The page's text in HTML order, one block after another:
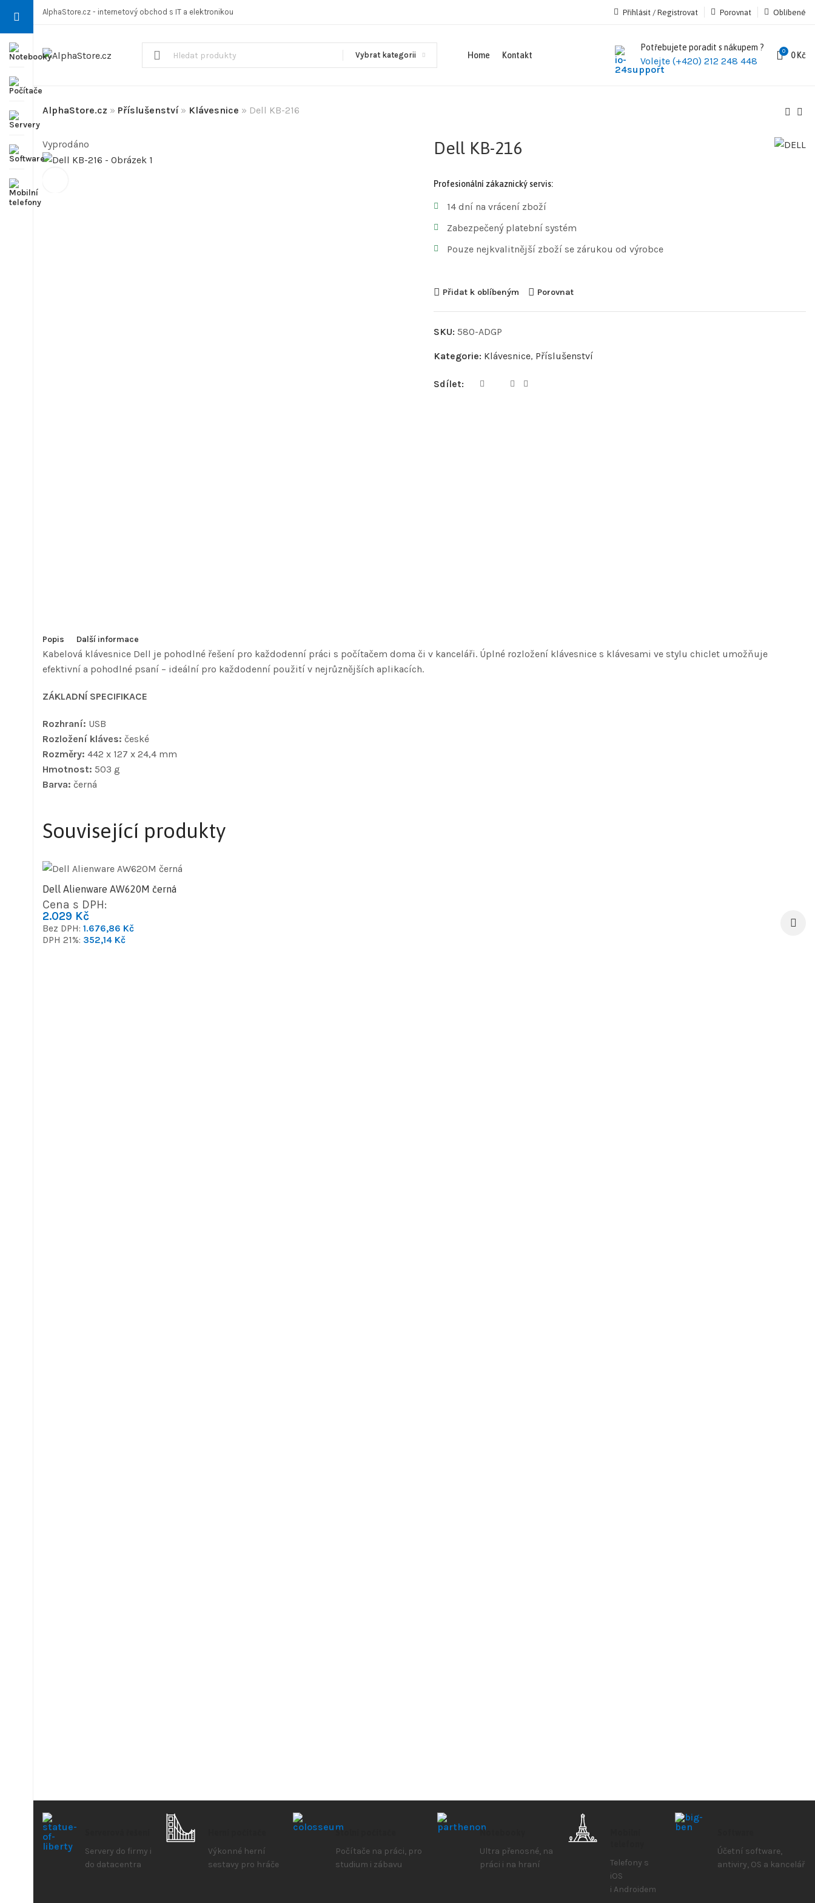
AlphaStore.cz - internetový obchod s IT a elektronikou Přihlásit / Registrovat Porovnat Oblíbené
Vybrat kategorii Home Kontakt
Potřebujete poradit s nákupem ?
Volejte (+420) 212 248 448
0 0 Kč
AlphaStore.cz » Příslušenství» Klávesnice » Dell KB-216
Vyprodáno Dell KB-216
Profesionální zákaznický servis:
14 dní na vrácení zboží
Zabezpečený platební systém
Pouze nejkvalitnější zboží se zárukou od výrobce
Přidat k oblíbeným Porovnat
SKU: 580-ADGP
Kategorie: Klávesnice, Příslušenství
Sdílet:
Popis Další informace
Kabelová klávesnice Dell je pohodlné řešení pro každodenní práci s počítačem doma či v kanceláři. Úplné rozložení klávesnice s klávesami ve stylu chiclet umožňuje
efektivní a pohodlné psaní – ideální pro každodenní použití v nejrůznějších aplikacích.
ZÁKLADNÍ SPECIFIKACE
Rozhraní: USB
Rozložení kláves: české
Rozměry: 442 x 127 x 24,4 mm
Hmotnost: 503 g
Barva: černá
Související produkty
Dell Alienware AW620M černá
Cena s DPH:
2.029 Kč
Bez DPH: 1.676,86 Kč
DPH 21%: 352,14 Kč
Servery do firmy i
do datacentra
Výkonné herní
sestavy pro hráče
Stolní počítače
Počítače na práci, pro
studium i zábavu
Notebooky
Ultra přenosné, na
práci i na hraní
Telefony s
iOS
i Androidem
Účetní software,
antiviry, OS a kancelář